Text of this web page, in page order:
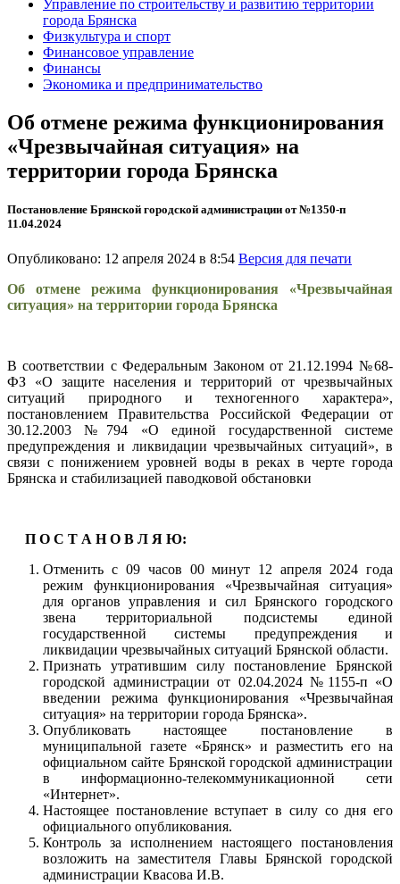
Управление по строительству и развитию территории
города Брянска
Физкультура и спорт
Финансовое управление
Финансы
Экономика и предпринимательство
Об отмене режима функционирования
«Чрезвычайная ситуация» на
территории города Брянска
Постановление Брянской городской администрации от №1350-п
11.04.2024
Опубликовано: 12 апреля 2024 в 8:54 Версия для печати
Об отмене режима функционирования «Чрезвычайная
ситуация» на территории города Брянска
В соответствии с Федеральным Законом от 21.12.1994 №68-
ФЗ «О защите населения и территорий от чрезвычайных
ситуаций природного и техногенного характера»,
постановлением Правительства Российской Федерации от
30.12.2003 №794 «О единой государственной системе
предупреждения и ликвидации чрезвычайных ситуаций», в
связи с понижением уровней воды в реках в черте города
Брянска и стабилизацией паводковой обстановки
П О С Т А Н О В Л Я Ю:
Отменить с 09 часов 00 минут 12 апреля 2024 года
режим функционирования «Чрезвычайная ситуация»
для органов управления и сил Брянского городского
звена территориальной подсистемы единой
государственной системы предупреждения и
ликвидации чрезвычайных ситуаций Брянской области.
Признать утратившим силу постановление Брянской
городской администрации от 02.04.2024 №1155-п «О
введении режима функционирования «Чрезвычайная
ситуация» на территории города Брянска».
Опубликовать настоящее постановление в
муниципальной газете «Брянск» и разместить его на
официальном сайте Брянской городской администрации
в информационно-телекоммуникационной сети
«Интернет».
Настоящее постановление вступает в силу со дня его
официального опубликования.
Контроль за исполнением настоящего постановления
возложить на заместителя Главы Брянской городской
администрации Квасова И.В.